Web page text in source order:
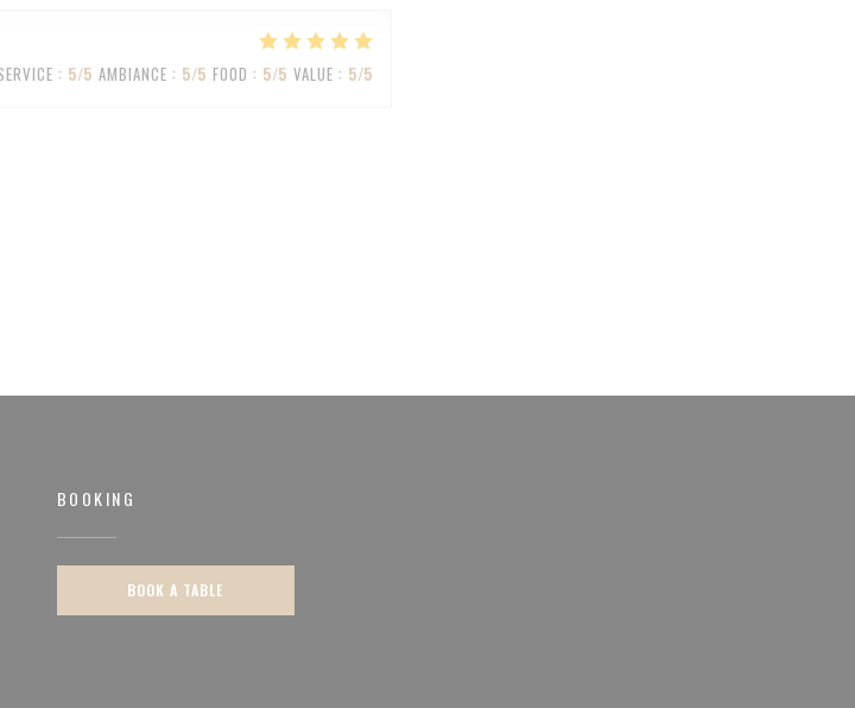
: 5/5 AMBIANCE : 5/5 FOOD : 5/5 VALUE : 5/5
BOOKING
BOOK A TABLE